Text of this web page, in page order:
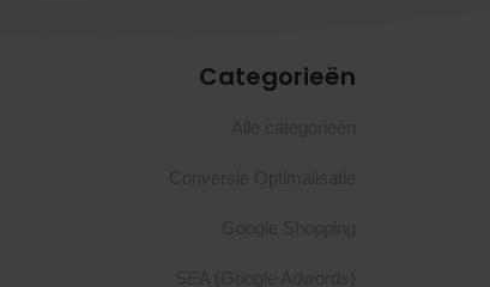
Categorieën
Alle categorieën
Conversie Optimalisatie
Google Shopping
SEA (Google Adwords)